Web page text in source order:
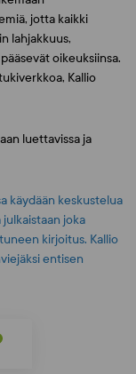
jotta kaikki
lahjakkuus,
oikeuksiinsa.
Kallio
luettavissa ja
käydään keskustelua
joka
kirjoitus. Kallio
entisen